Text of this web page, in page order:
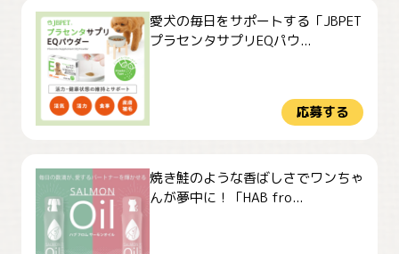
愛犬の毎日をサポートする「JBPET
プラセンタサプリEQパウ...
応募する
焼き鮭のような香ばしさでワンちゃ
んが夢中に！「HAB fro...